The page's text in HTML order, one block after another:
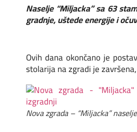
Naselje “Miljacka” sa 63
gradnje, uštede energije i
Ovih dana okončano je
stolarija na zgradi je
Nova zgrada – “Miljacka”